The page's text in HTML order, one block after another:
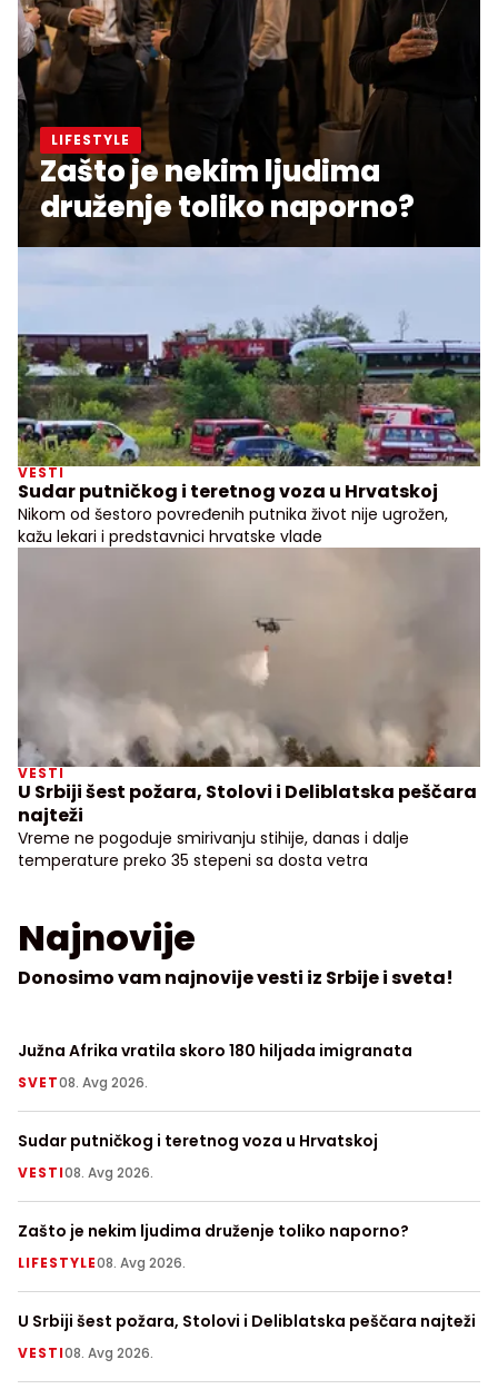
Najnovije
Donosimo vam najnovije vesti iz Srbije i sveta!
Južna Afrika vratila skoro 180 hiljada imigranata
SVET08. Avg 2026.
Sudar putničkog i teretnog voza u Hrvatskoj
VESTI08. Avg 2026.
Zašto je nekim ljudima druženje toliko naporno?
LIFESTYLE08. Avg 2026.
U Srbiji šest požara, Stolovi i Deliblatska peščara najteži
VESTI08. Avg 2026.
LIFESTYLE
Zašto je nekim ljudima
druženje toliko naporno?
VESTI
Sudar putničkog i teretnog voza u Hrvatskoj
Nikom od šestoro povređenih putnika život nije ugrožen,
kažu lekari i predstavnici hrvatske vlade
VESTI
U Srbiji šest požara, Stolovi i Deliblatska peščara
najteži
Vreme ne pogoduje smirivanju stihije, danas i dalje
temperature preko 35 stepeni sa dosta vetra